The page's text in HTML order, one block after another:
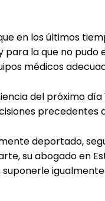
en los últimos
para la que no
médicos
del próximo día
precedentes
deportado,
su abogado en